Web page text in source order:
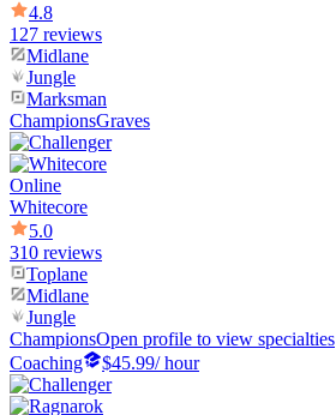
4.8
127 reviews
Midlane
Jungle
Marksman
ChampionsGraves
Online
Whitecore
5.0
310 reviews
Toplane
Midlane
Jungle
ChampionsOpen profile to view specialties
Coaching
$45.99/ hour